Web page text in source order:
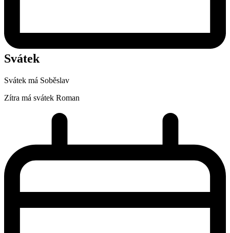
Svátek
Svátek má Soběslav
Zítra má svátek Roman